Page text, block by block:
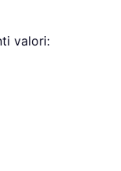
valori: